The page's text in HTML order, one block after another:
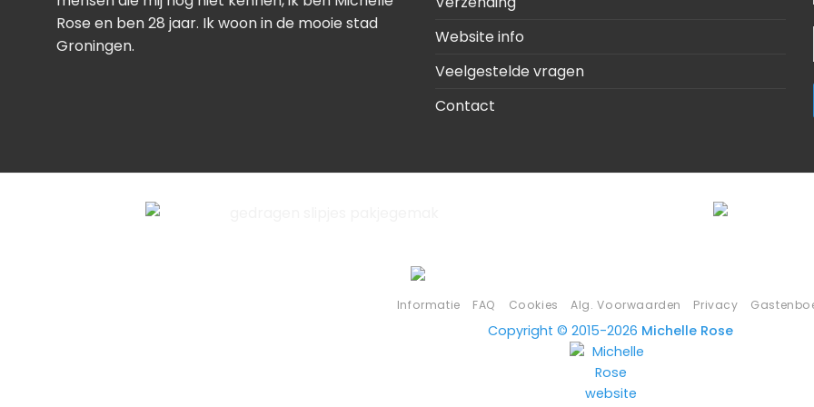
Rose en ben 28 jaar. Ik woon in de mooie stad
Groningen.
Website info
Veelgestelde vragen
Contact
Informatie FAQ Cookies Alg. Voorwaarden Privacy
Copyright © 2015-2026 Michelle Rose